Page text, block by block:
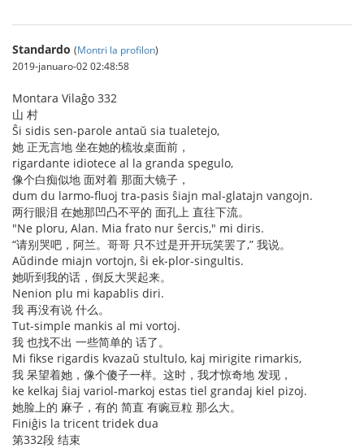
Standardo (Montri la profilon)
2019-januaro-02 02:48:58
Montara Vilaĝo 332
山 村
Ŝi sidis sen-parole antaŭ sia tualetejo,
她 正无言地 坐在她的梳妆桌面前，
rigardante idiotece al la granda spegulo,
像个白痴似地 面对着 那面大镜子，
dum du larmo-fluoj tra-pasis ŝiajn mal-glatajn vangojn.
两行眼泪 在她那凹凸不平的 面孔上 直往下流。
"Ne ploru, Alan. Mia frato nur ŝercis," mi diris.
“请别哭吧，阿兰。哥哥 只不过是开开玩笑罢了,” 我说。
Aŭdinde miajn vortojn, ŝi ek-plor-singultis.
她听到我的话，倒反大哭起来。
Nenion plu mi kapablis diri.
我 再没有说 什么。
Tut-simple mankis al mi vortoj.
我 也找不出 一些简单的 话了。
Mi fikse rigardis kvazaŭ stultulo, kaj mirigite rimarkis,
我 呆望着她，像个傻子一样。这时，我才惊奇地 发现，
ke kelkaj ŝiaj variol-markoj estas tiel grandaj kiel pizoj.
她脸上的 麻子，有的 简直 有豌豆粒 那么大。
Finiĝis la tricent tridek dua
第332段 结束